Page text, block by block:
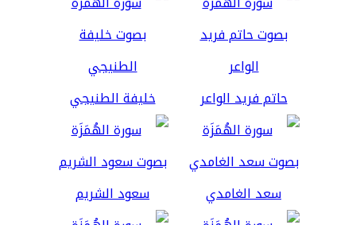
حاتم فريد الواعر خليفة الطنيجي
سعد الغامدي سعود الشريم